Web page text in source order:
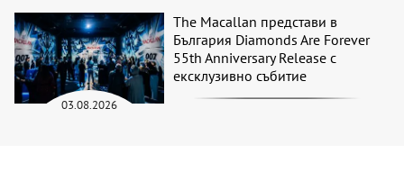
03.08.2026
The Macallan представи в
България Diamonds Are Forever
55th Anniversary Release с
ексклузивно събитие